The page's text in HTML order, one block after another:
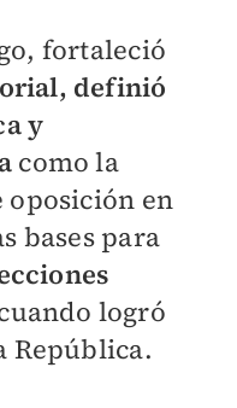
fortaleció
definió
y
como la
en
bases para
logró
República.